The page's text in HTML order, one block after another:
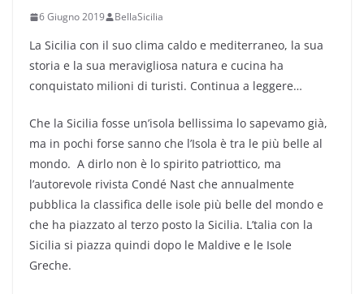
6 Giugno 2019 BellaSicilia
La Sicilia con il suo clima caldo e mediterraneo, la sua
storia e la sua meravigliosa natura e cucina ha
conquistato milioni di turisti. Continua a leggere…
Che la Sicilia fosse un’isola bellissima lo sapevamo già,
ma in pochi forse sanno che l’Isola è tra le più belle al
mondo. A dirlo non è lo spirito patriottico, ma
l’autorevole rivista Condé Nast che annualmente
pubblica la classifica delle isole più belle del mondo e
che ha piazzato al terzo posto la Sicilia. L’talia con la
Sicilia si piazza quindi dopo le Maldive e le Isole
Greche.